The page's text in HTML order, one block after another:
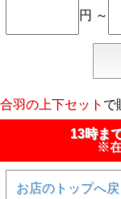
円 ～
合羽の上下セット で
13時ま
※
お店のトップへ